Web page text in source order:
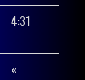
4:31
«